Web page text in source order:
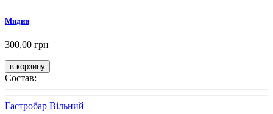
Мидии
300,00 грн
Состав:
Гастробар Вільний